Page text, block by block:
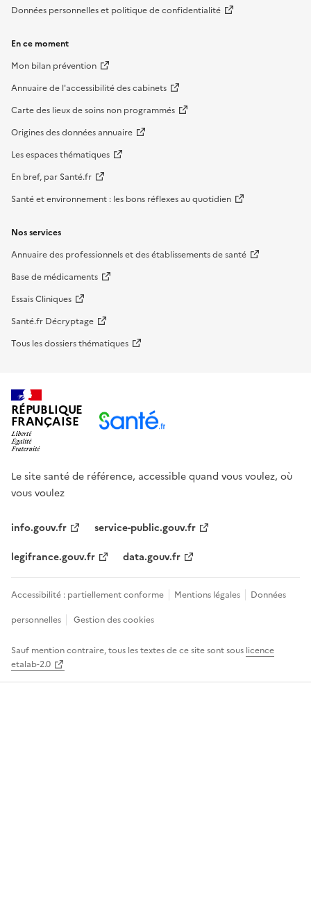
Données personnelles et politique de confidentialité
En ce moment
Mon bilan prévention
Annuaire de l'accessibilité des cabinets
Carte des lieux de soins non programmés
Origines des données annuaire
Les espaces thématiques
En bref, par Santé.fr
Santé et environnement : les bons réflexes au quotidien
Nos services
Annuaire des professionnels et des établissements de santé
Base de médicaments
Essais Cliniques
Santé.fr Décryptage
Tous les dossiers thématiques
RÉPUBLIQUE
FRANÇAISE
Le site santé de référence, accessible quand vous voulez, où
vous voulez
info.gouv.fr
service-public.gouv.fr
legifrance.gouv.fr
data.gouv.fr
Accessibilité : partiellement conforme Mentions légales
Données
personnelles
Gestion des cookies
Sauf mention contraire, tous les textes de ce site sont sous licence
etalab-2.0